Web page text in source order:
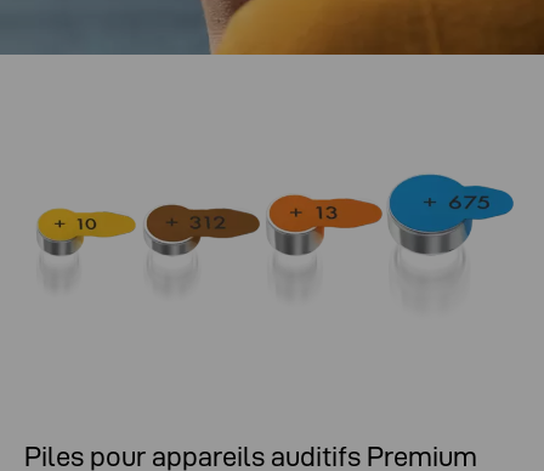
Piles pour appareils auditifs Premium